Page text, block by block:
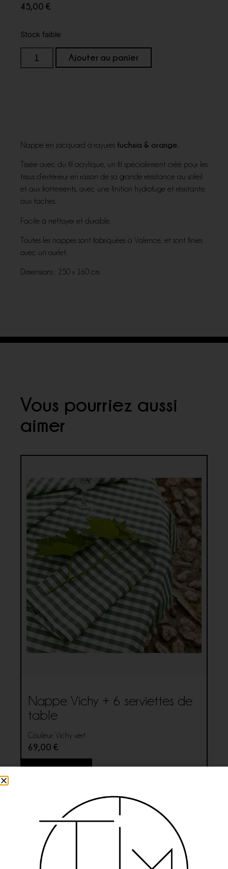
45,00 €
Stock faible
Ajouter au panier
Nappe en jacquard à rayures fuchsia & orange.
Tissée avec du fil acrylique, un fil spécialement créé pour les
tissus d’extérieur en raison de sa grande résistance au soleil
et aux frottements, avec une finition hydrofuge et résistante
aux taches.
Facile à nettoyer et durable.
Toutes les nappes sont fabriquées à Valence, et sont finies
avec un ourlet.
Dimensions : 250 x 160 cm
Vous pourriez aussi
aimer
Nappe Vichy + 6 serviettes de
table
Couleur: Vichy vert
69,00 €